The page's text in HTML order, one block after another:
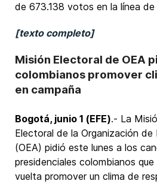
de 673.138 votos en la línea
[texto completo]
Misión Electoral de OEA
colombianos promover
en campaña
Bogotá, junio 1 (EFE).- La
Electoral de la Organización
(OEA) pidió este lunes a los
presidenciales colombianos
vuelta promover un clima de